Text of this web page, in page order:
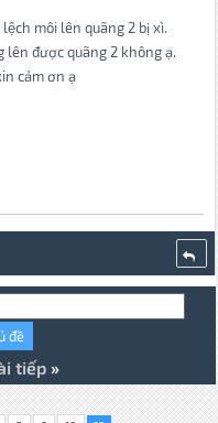
môi lên quãng 2 bị xì.
lên được quãng 2 không ạ.
cảm ơn ạ
tiếp»